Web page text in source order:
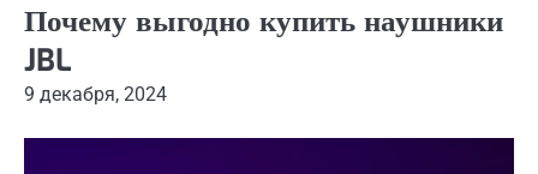
Почему выгодно купить наушники
JBL
9 декабря, 2024